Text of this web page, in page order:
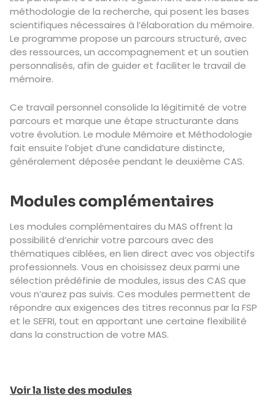
méthodologie de la recherche, qui posent les bases
scientifiques nécessaires à l’élaboration du mémoire.
Le programme propose un parcours structuré, avec
des ressources, un accompagnement et un soutien
personnalisés, afin de guider et faciliter le travail de
mémoire.
Ce travail personnel consolide la légitimité de votre
parcours et marque une étape structurante dans
votre évolution. Le module Mémoire et Méthodologie
fait ensuite l’objet d’une candidature distincte,
généralement déposée pendant le deuxième CAS.
Modules complémentaires
Les modules complémentaires du MAS offrent la
possibilité d’enrichir votre parcours avec des
thématiques ciblées, en lien direct avec vos objectifs
professionnels. Vous en choisissez deux parmi une
sélection prédéfinie de modules, issus des CAS que
vous n’aurez pas suivis. Ces modules permettent de
répondre aux exigences des titres reconnus par la FSP
et le SEFRI, tout en apportant une certaine flexibilité
dans la construction de votre MAS.
Voir la liste des modules